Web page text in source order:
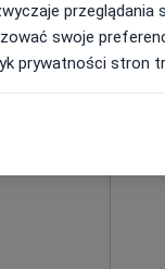
przeglądania
swoje
prywatności stron